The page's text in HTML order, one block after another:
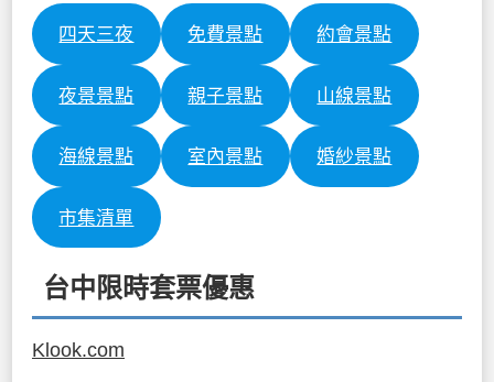
四天三夜 免費景點 約會景點
夜景景點 親子景點 山線景點
海線景點 室內景點 婚紗景點
市集清單
台中限時套票優惠
Klook.com